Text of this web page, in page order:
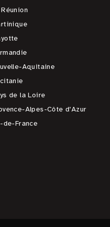
Aquitaine
de la Loire
Alpes-Côte d'Azur
de-France